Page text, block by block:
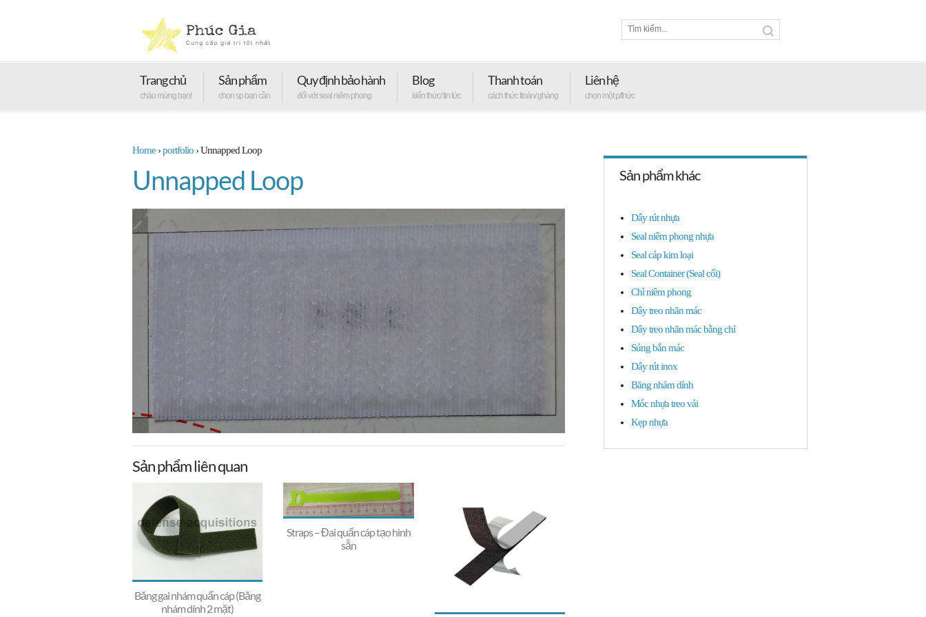
Trang chủ
chào mừng bạn!
Sản phẩm
chọn sp bạn cần
Quy định bảo hành
đối với seal niêm phong
Blog
kiến thức/ tin tức
Thanh toán
cách thức ttoán/ ghàng
Liên hệ
chọn một p/thức
Home ›portfolio ›Unnapped Loop
Unnapped Loop
Sản phẩm liên quan
Băng gai nhám quấn cáp (Băng
nhám dính 2 mặt)
Straps – Đai quấn cáp tạo hình
sẵn
Sản phẩm khác
Dây rút nhựa
Seal niêm phong nhựa
Seal cáp kim loại
Seal Container (Seal cối)
Chì niêm phong
Dây treo nhãn mác
Dây treo nhãn mác bằng chỉ
Súng bắn mác
Dây rút inox
Băng nhám dính
Móc nhựa treo vải
Kẹp nhựa